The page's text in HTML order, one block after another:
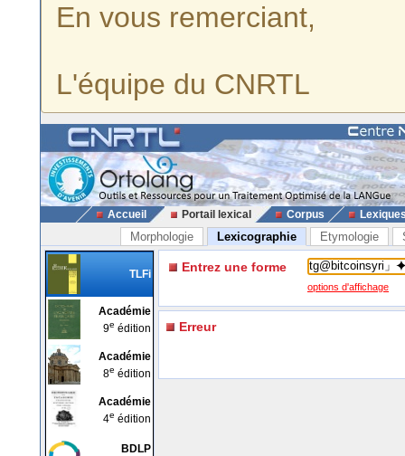
En vous remerciant,
L'équipe du CNRTL
Accueil Portail lexical Corpus
Morphologie Lexicographie Etymologie
TLFi
Académie
9e édition
Académie
8e édition
Académie
4e édition
BDLP
Entrez une forme
options d'affichage
Erreur